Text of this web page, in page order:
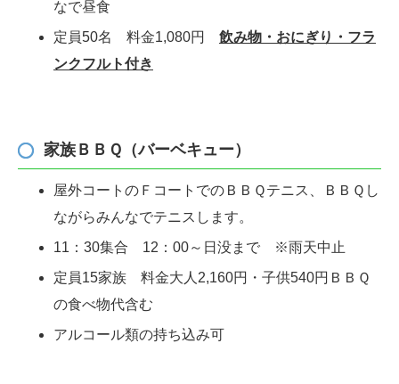
なで昼食
定員50名 料金1,080円 飲み物・おにぎり・フラ
ンクフルト付き
家族ＢＢＱ（バーベキュー）
屋外コートのＦコートでのＢＢＱテニス、ＢＢＱし
ながらみんなでテニスします。
11：30集合 12：00～日没まで ※雨天中止
定員15家族 料金大人2,160円・子供540円ＢＢＱ
の食べ物代含む
アルコール類の持ち込み可